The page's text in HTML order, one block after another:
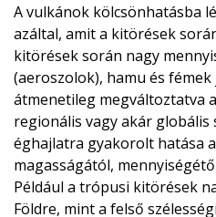
A vulkánok kölcsönhatásba
azáltal, amit a kitörések
kitörések során nagy
(aeroszolok), hamu és
átmenetileg megváltoztatva
regionális vagy akár globális
éghajlatra gyakorolt ​​hatása
magasságától,
Például a trópusi kitörések
Földre, mint a felső